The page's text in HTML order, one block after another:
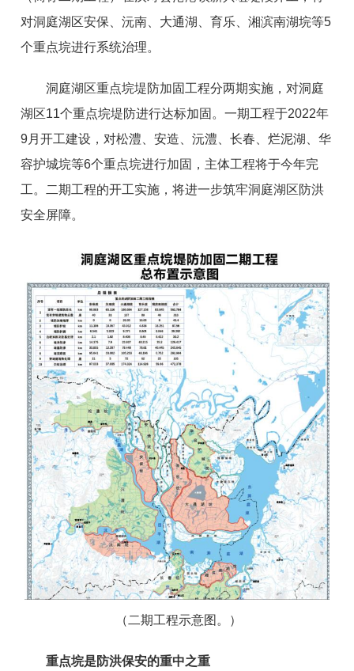
对洞庭湖区安保、沅南、大通湖、育乐、湘滨南湖垸等5
个重点垸进行系统治理。
洞庭湖区重点垸堤防加固工程分两期实施，对洞庭
湖区11个重点垸堤防进行达标加固。一期工程于2022年
9月开工建设，对松澧、安造、沅澧、长春、烂泥湖、华
容护城垸等6个重点垸进行加固，主体工程将于今年完
工。二期工程的开工实施，将进一步筑牢洞庭湖区防洪
安全屏障。
（二期工程示意图。）
重点垸是防洪保安的重中之重